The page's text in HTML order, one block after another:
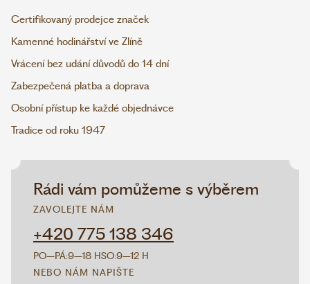
Rádi vám pomůžeme s výběrem
ZAVOLEJTE NÁM
+420 775 138 346
PO–PÁ:9–18 HSO:9–12 H
NEBO NÁM NAPIŠTE
Certifikovaný prodejce značek
Kamenné hodinářství ve Zlíně
Vrácení bez udání důvodů do 14 dní
Zabezpečená platba a doprava
Osobní přístup ke každé objednávce
Tradice od roku 1947